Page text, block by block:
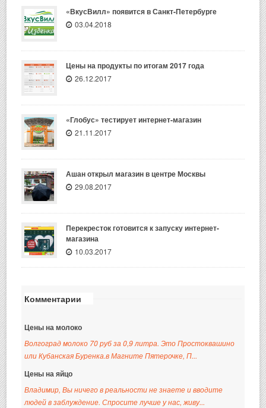
«ВкусВилл» появится в Санкт-Петербурге
03.04.2018
Цены на продукты по итогам 2017 года
26.12.2017
«Глобус» тестирует интернет-магазин
21.11.2017
Ашан открыл магазин в центре Москвы
29.08.2017
Перекресток готовится к запуску интернет-
магазина
10.03.2017
Комментарии
Цены на молоко
Волгоград молоко 70 руб за 0,9 литра. Это Простоквашино
или Кубанская Буренка.в Магните Пятерочке, П...
Цены на яйцо
Владимир, Вы ничего в реальности не знаете и вводите
людей в заблуждение. Спросите лучше у нас, живу...